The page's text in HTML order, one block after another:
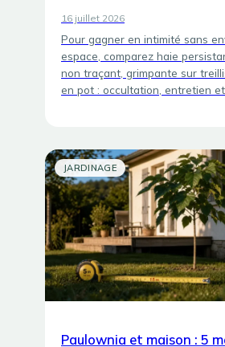
16 juillet 2026
Pour gagner en intimité sans
espace, comparez haie
non traçant, grimpante sur
en pot : occultation, entretien
JARDINAGE
Paulownia et maison : 5